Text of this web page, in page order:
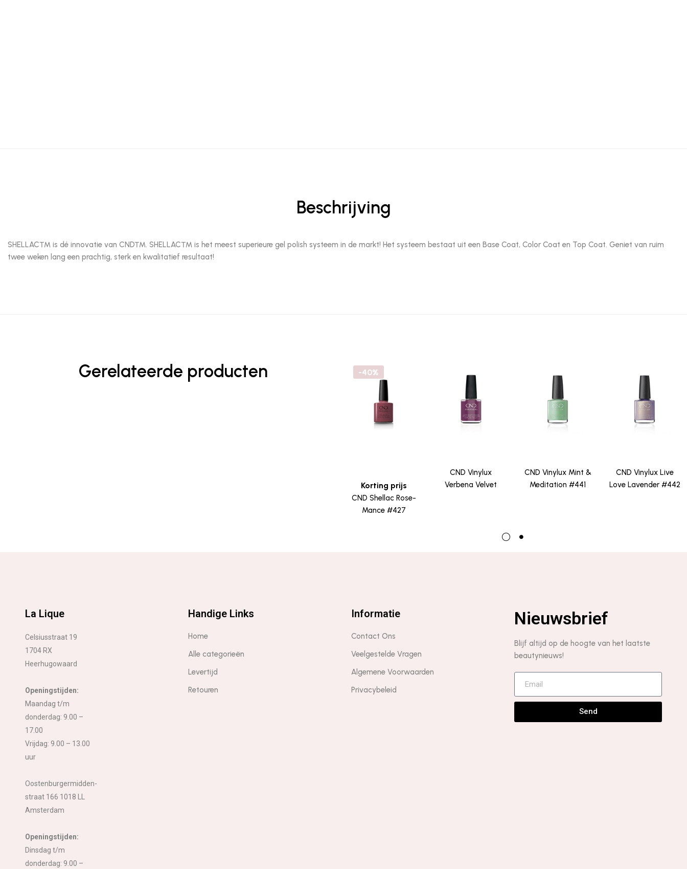
Beschrijving
SHELLAC™ is dé innovatie van CND™. SHELLAC™ is het meest superieure gel polish systeem in de markt! Het systeem bestaat uit een Base Coat, Color Coat en Top Coat. Geniet van ruim
twee weken lang een prachtig, sterk en kwalitatief resultaat!
Gerelateerde producten -40%
Korting prijs
CND Shellac Rose-
Mance #427
CND Vinylux
Verbena Velvet
CND Vinylux Mint &
Meditation #441
CND Vinylux Live
Love Lavender #442
La Lique
Celsiusstraat 19
1704 RX
Heerhugowaard
Openingstijden:
Maandag t/m
donderdag: 9.00 –
17.00
Vrijdag: 9.00 – 13.00
uur
Oostenburgermidden-
straat 166 1018 LL
Amsterdam
Openingstijden:
Dinsdag t/m
donderdag: 9.00 –
Handige Links
Home
Alle categorieën
Levertijd
Retouren
Informatie
Contact Ons
Veelgestelde Vragen
Algemene Voorwaarden
Privacybeleid
Nieuwsbrief
Blijf altijd op de hoogte van het laatste
beautynieuws!
Send